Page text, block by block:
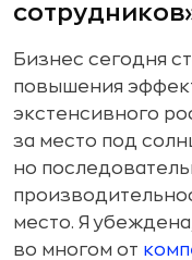
Бизнес сегодня
повышения
экстенсивного
за место под
но
место. Я
во многом от